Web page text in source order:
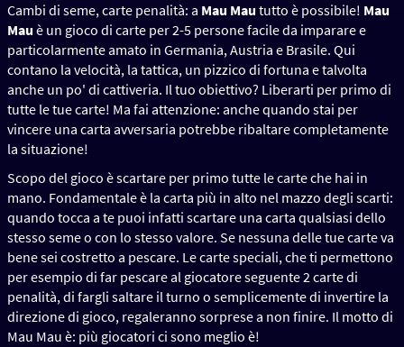
Cambi di seme, carte penalità: a Mau Mau tutto è possibile! Mau
Mau è un gioco di carte per 2-5 persone facile da imparare e
particolarmente amato in Germania, Austria e Brasile. Qui
contano la velocità, la tattica, un pizzico di fortuna e talvolta
anche un po' di cattiveria. Il tuo obiettivo? Liberarti per primo di
tutte le tue carte! Ma fai attenzione: anche quando stai per
vincere una carta avversaria potrebbe ribaltare completamente
la situazione!
Scopo del gioco è scartare per primo tutte le carte che hai in
mano. Fondamentale è la carta più in alto nel mazzo degli scarti:
quando tocca a te puoi infatti scartare una carta qualsiasi dello
stesso seme o con lo stesso valore. Se nessuna delle tue carte va
bene sei costretto a pescare. Le carte speciali, che ti permettono
per esempio di far pescare al giocatore seguente 2 carte di
penalità, di fargli saltare il turno o semplicemente di invertire la
direzione di gioco, regaleranno sorprese a non finire. Il motto di
Mau Mau è: più giocatori ci sono meglio è!